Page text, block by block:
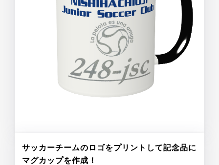
サッカーチームのロゴをプリントして記念品に
マグカップを作成！